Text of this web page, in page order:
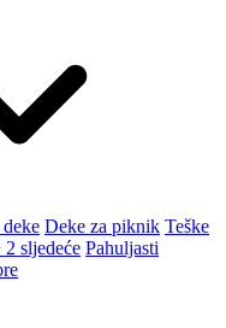
Deke za piknik Teške
2 sljedeće Pahuljasti